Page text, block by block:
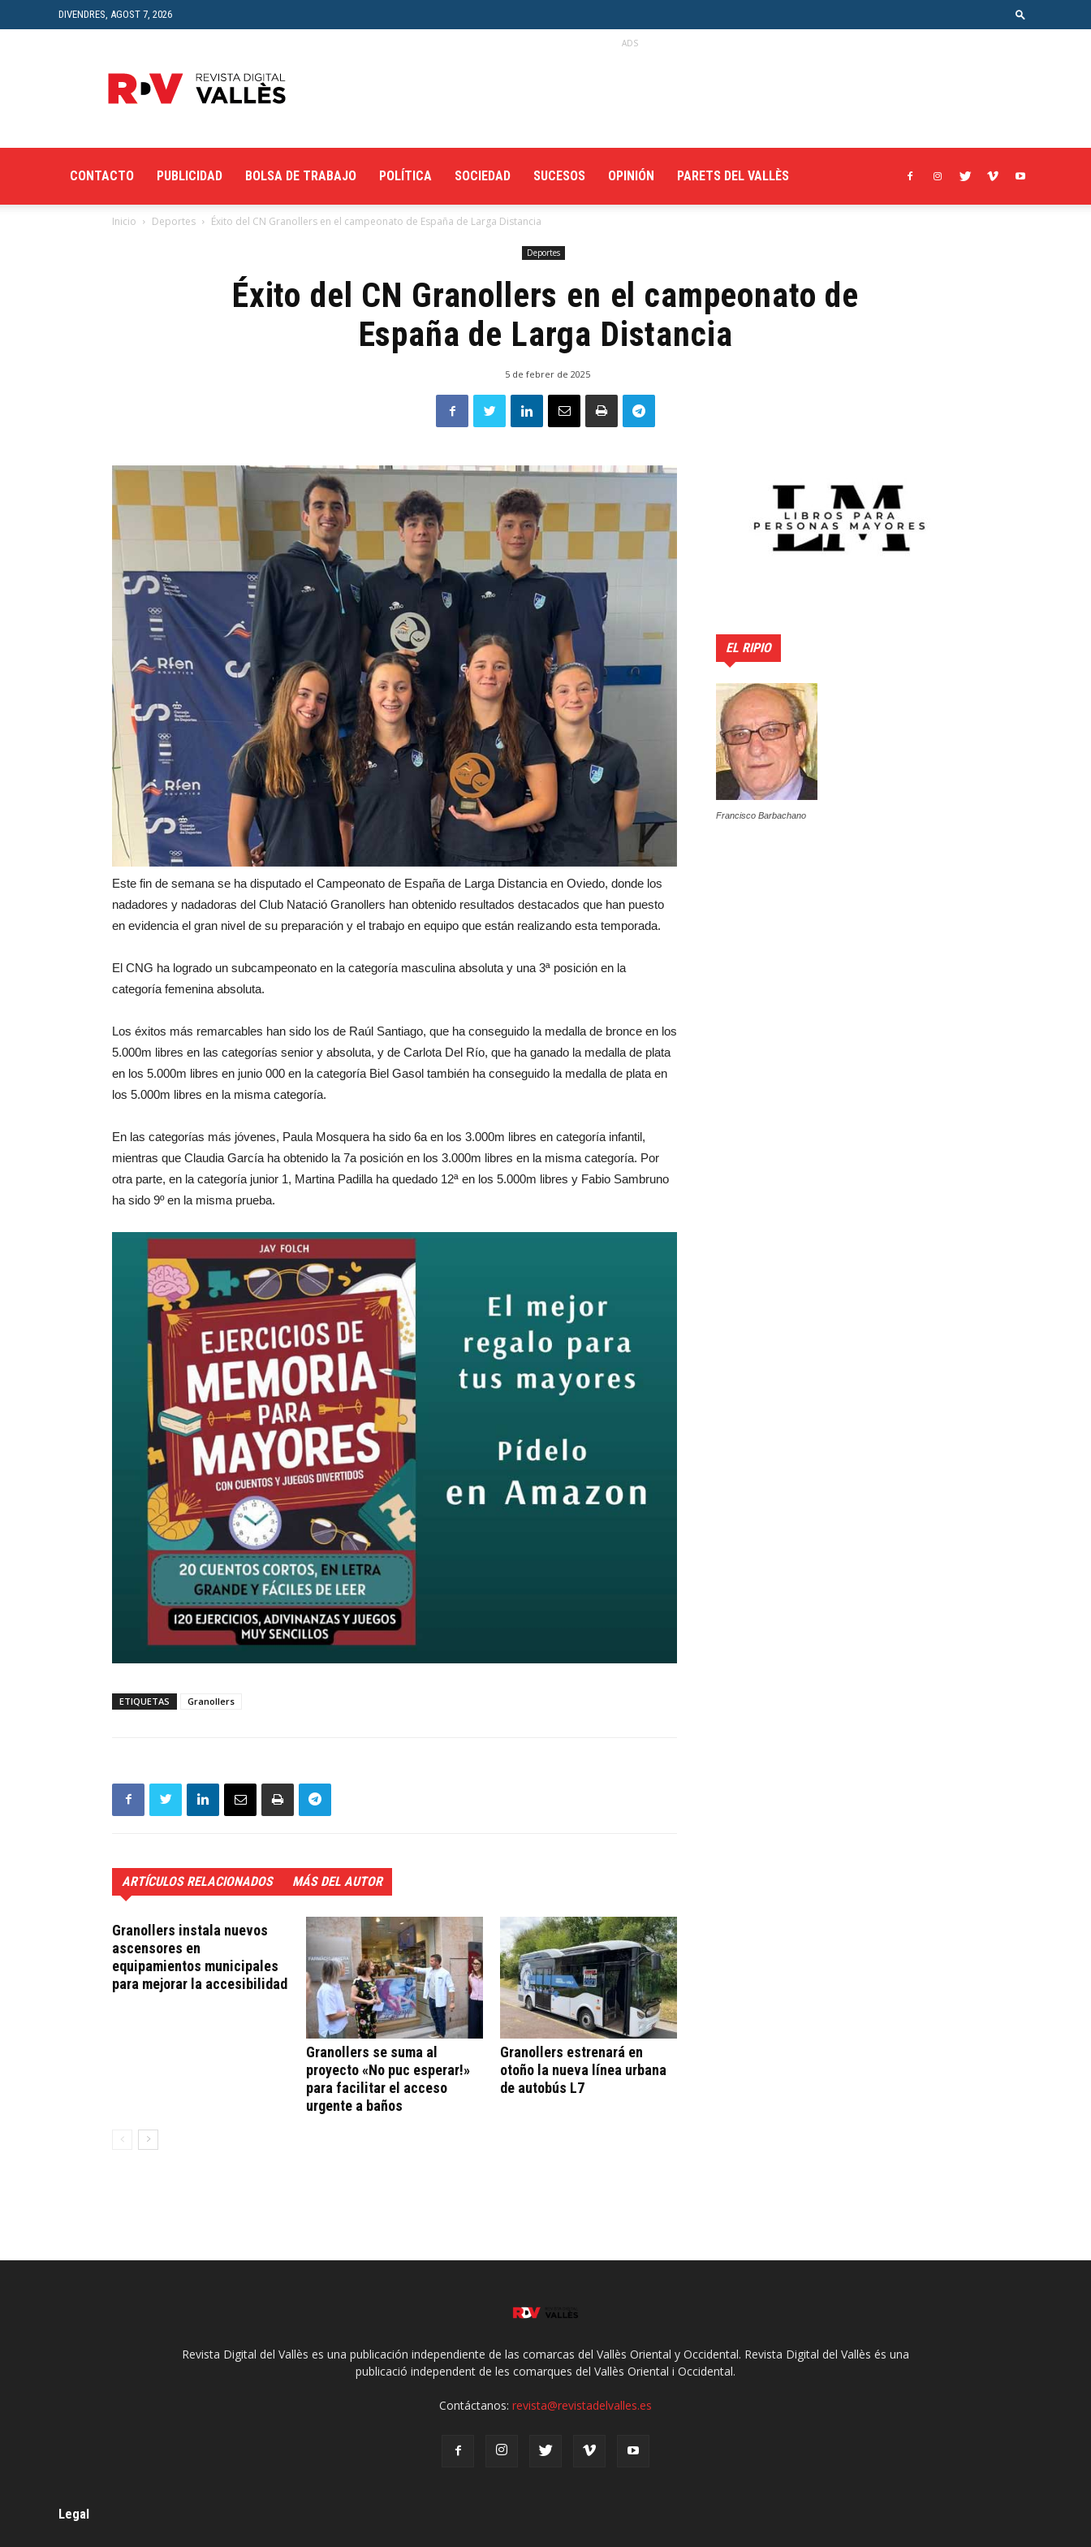
DIVENDRES, AGOST 7, 2026
Digital
del
ADS
CONTACTO PUBLICIDAD BOLSA DE TRABAJO POLÍTICA SOCIEDAD SUCESOS OPINIÓN PARETS DEL VALLÈS
Inicio Deportes Éxito del CN Granollers en el campeonato de España de Larga Distancia
Deportes
Éxito del CN Granollers en el campeonato de
España de Larga Distancia
5 de febrer de 2025
Este fin de semana se ha disputado el Campeonato de España de Larga Distancia en Oviedo, donde los
nadadores y nadadoras del Club Natació Granollers han obtenido resultados destacados que han puesto
en evidencia el gran nivel de su preparación y el trabajo en equipo que están realizando esta temporada.
El CNG ha logrado un subcampeonato en la categoría masculina absoluta y una 3ª posición en la
categoría femenina absoluta.
Los éxitos más remarcables han sido los de Raúl Santiago, que ha conseguido la medalla de bronce en los
5.000m libres en las categorías senior y absoluta, y de Carlota Del Río, que ha ganado la medalla de plata
en los 5.000m libres en junio 000 en la categoría Biel Gasol también ha conseguido la medalla de plata en
los 5.000m libres en la misma categoría.
En las categorías más jóvenes, Paula Mosquera ha sido 6a en los 3.000m libres en categoría infantil,
mientras que Claudia García ha obtenido la 7a posición en los 3.000m libres en la misma categoría. Por
otra parte, en la categoría junior 1, Martina Padilla ha quedado 12ª en los 5.000m libres y Fabio Sambruno
ha sido 9º en la misma prueba.
ETIQUETAS Granollers
ARTÍCULOS RELACIONADOS MÁS DEL AUTOR
Granollers instala nuevos
ascensores en
equipamientos municipales
para mejorar la accesibilidad
Granollers se suma al
proyecto «No puc esperar!»
para facilitar el acceso
urgente a baños
Granollers estrenará en
otoño la nueva línea urbana
de autobús L7
EL RIPIO
Francisco Barbachano
Revista Digital del Vallès es una publicación independiente de las comarcas del Vallès Oriental y Occidental. Revista Digital del Vallès és una
publicació independent de les comarques del Vallès Oriental i Occidental.
Contáctanos: revista@revistadelvalles.es
Legal